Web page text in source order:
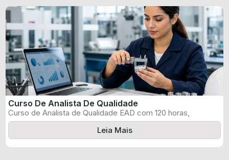
Curso De Analista De Qualidade
Curso de Analista de Qualidade EAD com 120 horas,
certificado informado pelo produtor ...
Leia Mais